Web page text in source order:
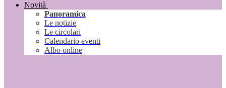
Novità
Panoramica
Le notizie
Le circolari
Calendario eventi
Albo online